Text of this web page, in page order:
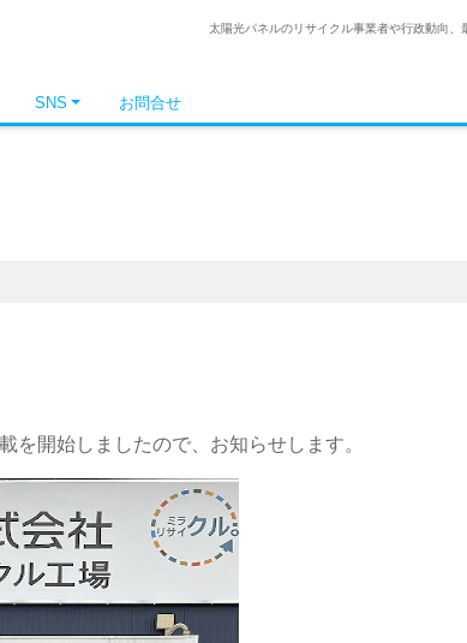
太陽光パネルのリサイクル事業者や行政動向、
SNS お問合せ
を開始しましたので、お知らせします。